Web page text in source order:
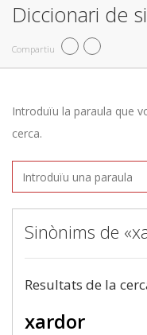
Diccionari de
Compartiu
Introduïu la paraula que
cerca.
Sinònims de
Resultats de la
xardor